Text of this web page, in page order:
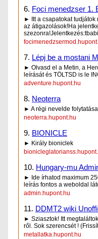
6. Foci menedzser 1.
► Itt a csapatokat
az átigazolások!Ha
7. Lépj be a mostani
► Olvasd el a Metin, a
leírását és TÖLTSD is le
adventure.hupont.hu
8. Neoterra
► A régi nevelde
neoterra.hupont.hu
9. BIONICLE
► Király bioniclek
10. Hungary-mu
► Ide írhatod maximum
leírás fontos a weboldal
admin.hupont.hu
11. DDMT2 wiki
► Sziasztok! Itt
ről. Sok szerencsét !
metallatka.hupont.hu